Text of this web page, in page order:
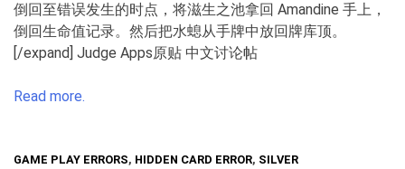
倒回至错误发生的时点，将滋生之池拿回 Amandine 手上，
倒回生命值记录。然后把水螅从手牌中放回牌库顶。
[/expand] Judge Apps原贴 中文讨论帖
Read more.
GAME PLAY ERRORS, HIDDEN CARD ERROR, SILVER